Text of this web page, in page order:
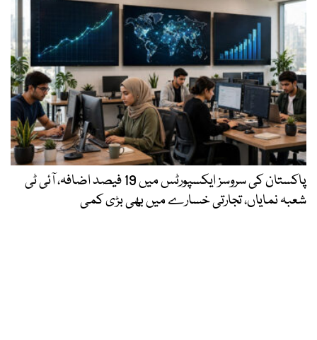
پاکستان کی سروسز ایکسپورٹس میں 19 فیصد اضافہ، آئی ٹی
شعبہ نمایاں، تجارتی خسارے میں بھی بڑی کمی